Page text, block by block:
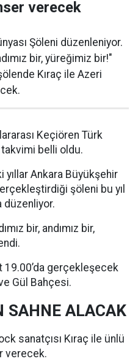
verecek
Şöleni düzenleniyor.
bir, yüreğimiz bir!"
Kıraç ile Azeri
Keçiören Türk
takvimi belli oldu.
Ankara Büyükşehir
şöleni bu yıl
düzenliyor.
bir, andımız bir,
gerçekleşecek
Gül Bahçesi.
SAHNE ALACAK
sanatçısı Kıraç ile ünlü
verecek.